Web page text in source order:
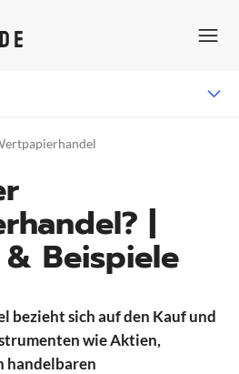
|
Beispiele
bezieht sich auf den Kauf und
wie Aktien,
handelbaren